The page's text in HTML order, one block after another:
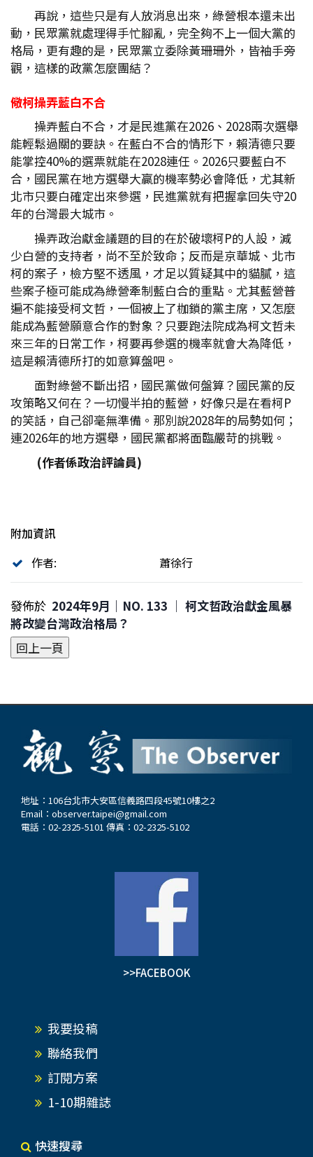
再說，這些只是有人放消息出來，綠營根本還未出
動，民眾黨就處理得手忙腳亂，完全夠不上一個大黨的
格局，更有趣的是，民眾黨立委除黃珊珊外，皆袖手旁
觀，這樣的政黨怎麼團結？
儆柯操弄藍白不合
操弄藍白不合，才是民進黨在2026、2028兩次選舉
能輕鬆過關的要訣。在藍白不合的情形下，賴清德只要
能掌控40%的選票就能在2028連任。2026只要藍白不
合，國民黨在地方選舉大贏的機率勢必會降低，尤其新
北市只要白確定出來參選，民進黨就有把握拿回失守20
年的台灣最大城市。
操弄政治獻金議題的目的在於破壞柯P的人設，減
少白營的支持者，尚不至於致命；反而是京華城、北市
柯的案子，檢方堅不透風，才足以質疑其中的貓膩，這
些案子極可能成為綠營牽制藍白合的重點。尤其藍營普
遍不能接受柯文哲，一個被上了枷鎖的黨主席，又怎麼
能成為藍營願意合作的對象？只要跑法院成為柯文哲未
來三年的日常工作，柯要再參選的機率就會大為降低，
這是賴清德所打的如意算盤吧。
面對綠營不斷出招，國民黨做何盤算？國民黨的反
攻策略又何在？一切慢半拍的藍營，好像只是在看柯P
的笑話，自己卻毫無準備。那別說2028年的局勢如何；
連2026年的地方選舉，國民黨都將面臨嚴苛的挑戰。
(作者係政治評論員)
附加資訊
作者:
蕭徐行
發佈於 2024年9月｜NO. 133 │ 柯文哲政治獻金風暴
將改變台灣政治格局？
地址：106台北市大安區信義路四段45號10樓之2
Email： observer.taipei@gmail.com
電話：02-2325-5101 傳真：02-2325-5102
>>FACEBOOK
我要投稿
聯絡我們
訂閱方案
1-10期雜誌
快速搜尋